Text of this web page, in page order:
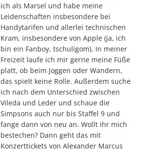
ich als Marsel und habe meine
Leidenschaften insbesondere bei
Handytarifen und allerlei technischen
Kram, insbesondere von Apple (ja, ich
bin ein Fanboy, tschuligom). In meiner
Freizeit laufe ich mir gerne meine Füße
platt, ob beim Joggen oder Wandern,
das spielt keine Rolle. Außerdem suche
ich nach dem Unterschied zwischen
Vileda und Leder und schaue die
Simpsons auch nur bis Staffel 9 und
fange dann von neu an. Wollt ihr mich
bestechen? Dann geht das mit
Konzerttickets von Alexander Marcus